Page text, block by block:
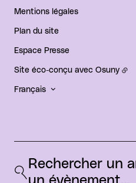
Mentions légales
Plan du site
Espace Presse
Site éco-conçu avec Osuny
Français
Rechercher un